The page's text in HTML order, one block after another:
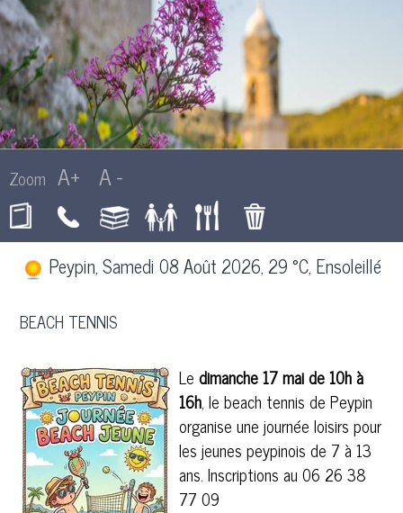
Peypin, Samedi 08 Août 2026, 29 °C, Ensoleillé
BEACH TENNIS
Ledimanche 17 mai de 10h à
16h, le beach tennis de Peypin
organise une journée loisirs pour
les jeunes peypinois de 7 à 13
ans. Inscriptions au 06 26 38
77 09